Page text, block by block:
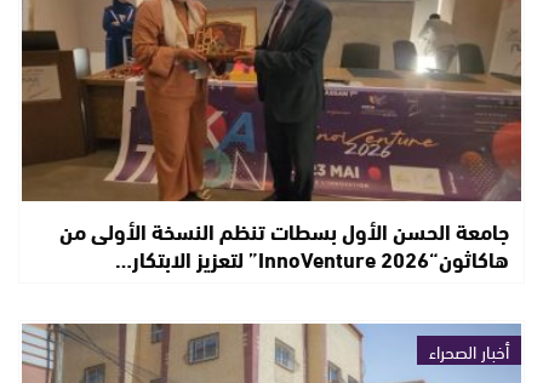
جامعة الحسن الأول بسطات تنظم النسخة الأولى من
هاكاثون“InnoVenture 2026” لتعزيز الابتكار…
أخبار الصحراء